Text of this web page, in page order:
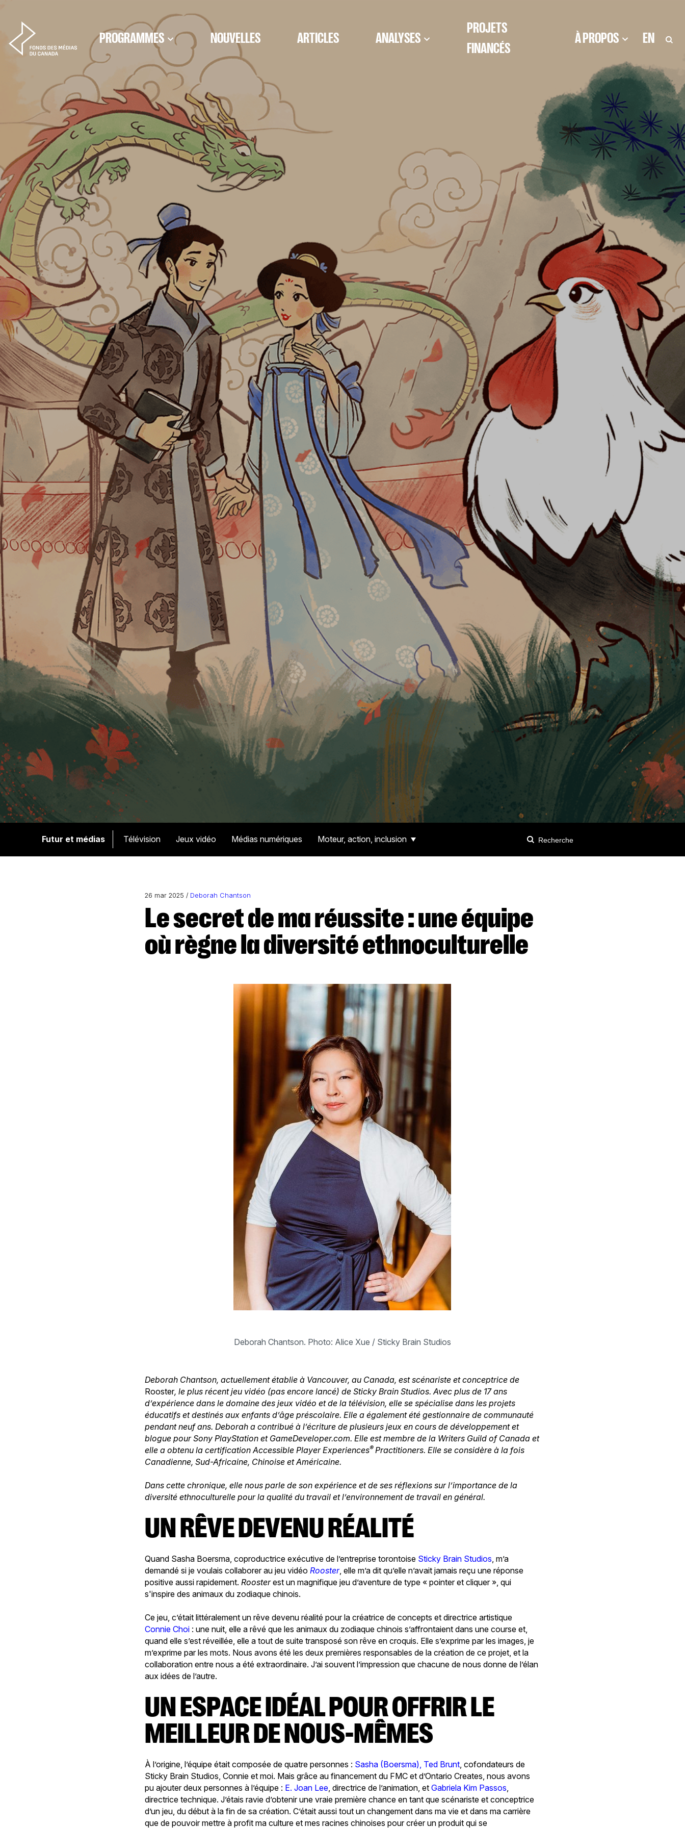
PROGRAMMES NOUVELLES ARTICLES ANALYSES
PROJETS
FINANCÉS
À PROPOS EN
Futur et médias Télévision Jeux vidéo Médias numériques Moteur, action, inclusion
26 mar 2025 / Deborah Chantson
Le secret de ma réussite : une équipe
où règne la diversité ethnoculturelle
Deborah Chantson. Photo: Alice Xue / Sticky Brain Studios
Deborah Chantson, actuellement établie à Vancouver, au Canada, est scénariste et conceptrice de
Rooster, le plus récent jeu vidéo (pas encore lancé) de Sticky Brain Studios. Avec plus de 17 ans
d’expérience dans le domaine des jeux vidéo et de la télévision, elle se spécialise dans les projets
éducatifs et destinés aux enfants d’âge préscolaire. Elle a également été gestionnaire de communauté
pendant neuf ans. Deborah a contribué à l’écriture de plusieurs jeux en cours de développement et
blogue pour Sony PlayStation et GameDeveloper.com. Elle est membre de la Writers Guild of Canada et
elle a obtenu la certification Accessible Player Experiences® Practitioners. Elle se considère à la fois
Canadienne, Sud-Africaine, Chinoise et Américaine.
Dans cette chronique, elle nous parle de son expérience et de ses réflexions sur l’importance de la
diversité ethnoculturelle pour la qualité du travail et l’environnement de travail en général.
UN RÊVE DEVENU RÉALITÉ
Quand Sasha Boersma, coproductrice exécutive de l’entreprise torontoise Sticky Brain Studios, m’a
demandé si je voulais collaborer au jeu vidéoRooster, elle m’a dit qu’elle n’avait jamais reçu une réponse
positive aussi rapidement.Roosterest un magnifique jeu d’aventure de type « pointer et cliquer », qui
s'inspire des animaux du zodiaque chinois.
Ce jeu, c’était littéralement un rêve devenu réalité pour la créatrice de concepts et directrice artistique
Connie Choi : une nuit, elle a rêvé que les animaux du zodiaque chinois s’affrontaient dans une course et,
quand elle s’est réveillée, elle a tout de suite transposé son rêve en croquis. Elle s’exprime par les images, je
m’exprime par les mots. Nous avons été les deux premières responsables de la création de ce projet, et la
collaboration entre nous a été extraordinaire. J’ai souvent l’impression que chacune de nous donne de l’élan
aux idées de l’autre.
UN ESPACE IDÉAL POUR OFFRIR LE
MEILLEUR DE NOUS-MÊMES
À l’origine, l’équipe était composée de quatre personnes : Sasha (Boersma), Ted Brunt, cofondateurs de
Sticky Brain Studios, Connie et moi. Mais grâce au financement du FMC et d’Ontario Creates, nous avons
pu ajouter deux personnes à l’équipe : E. Joan Lee, directrice de l’animation, etGabriela Kim Passos,
directrice technique. J’étais ravie d’obtenir une vraie première chance en tant que scénariste et conceptrice
d’un jeu, du début à la fin de sa création. C’était aussi tout un changement dans ma vie et dans ma carrière
que de pouvoir mettre à profit ma culture et mes racines chinoises pour créer un produit qui se